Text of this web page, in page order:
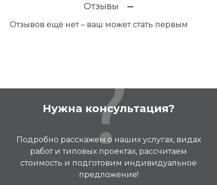
Отзывы
Отзывов ещё нет – ваш может стать первым
Нужна консультация?
Подробно расскажем о наших услугах, видах
работ и типовых проектах, рассчитаем
стоимость и подготовим индивидуальное
предложение!